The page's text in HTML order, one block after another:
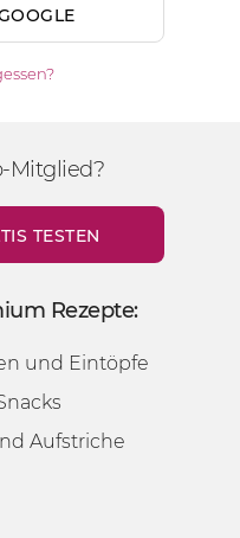
Mitglied?
TESTEN
Rezepte:
und Eintöpfe
Aufstriche